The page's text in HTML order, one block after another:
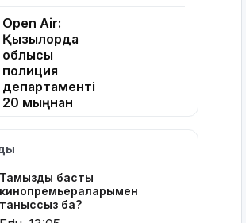
Open Air:
Қызылорда
облысы
полиция
департаменті
20 мыңнан
қауіпсіздігін
етті
Тамыздың басты
кинопремьераларымен
таныссыз ба?